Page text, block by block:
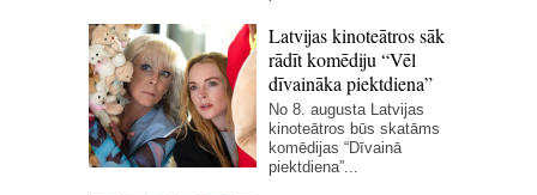
Latvijas kinoteātros sāk
rādīt komēdiju “Vēl
dīvaināka piektdiena”
No 8. augusta Latvijas
kinoteātros būs skatāms
komēdijas “Dīvainā
piektdiena”...